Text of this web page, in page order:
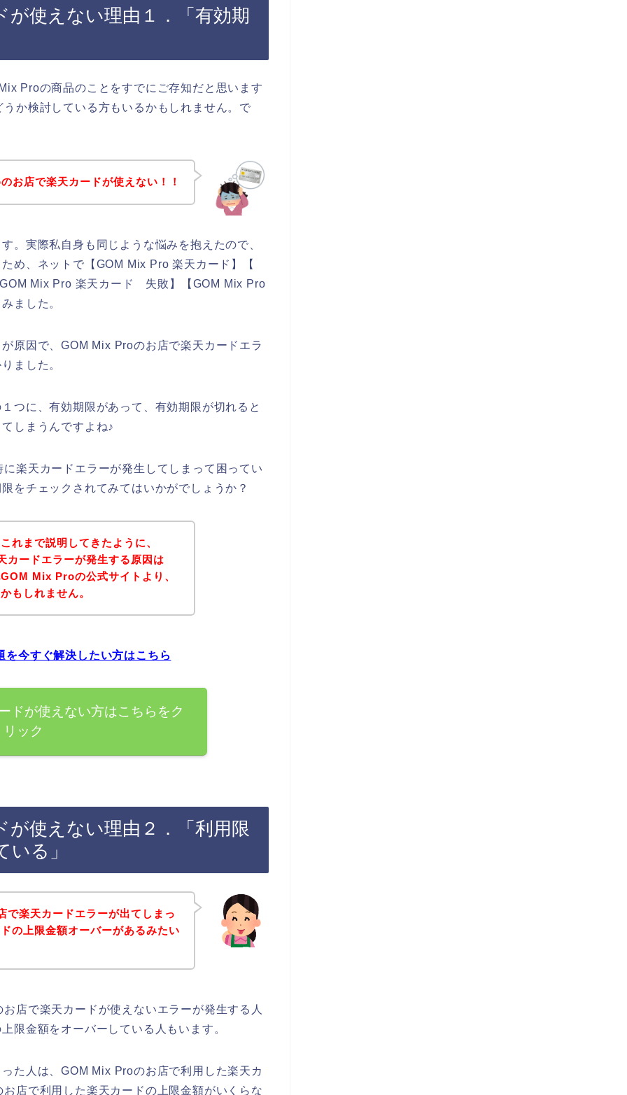
が使えない理由１．「有効期
Proの商品のことをすでにご存知だと思います
か検討している方もいるかもしれません。で
お店で楽天カードが使えない！！
。実際私自身も同じような悩みを抱えたので、
め、ネットで【GOM Mix Pro 楽天カード】【
Mix Pro 楽天カード 失敗】【GOM Mix Pro
ました。
原因で、GOM Mix Proのお店で楽天カードエラ
ました。
つに、有効期限があって、有効期限が切れると
しまうんですよね♪
楽天カードエラーが発生してしまって困ってい
をチェックされてみてはいかがでしょうか？
れまで説明してきたように、
ードエラーが発生する原因は
Mix Proの公式サイトより、
もしれません。
今すぐ解決したい方はこちら
ドが使えない方はこちらをク
リック
が使えない理由２．「利用限
る」
楽天カードエラーが出てしまっ
の上限金額オーバーがあるみたい
店で楽天カードが使えないエラーが発生する人
限金額をオーバーしている人もいます。
た人は、GOM Mix Proのお店で利用した楽天カ
店で利用した楽天カードの上限金額がいくらな